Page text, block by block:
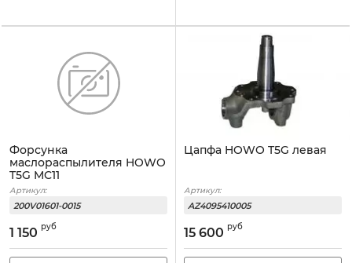
Форсунка
маслораспылителя HOWO
T5G MC11
Артикул:
200V01601-0015
1 150 руб
Цапфа HOWO T5G левая
Артикул:
AZ4095410005
15 600 руб